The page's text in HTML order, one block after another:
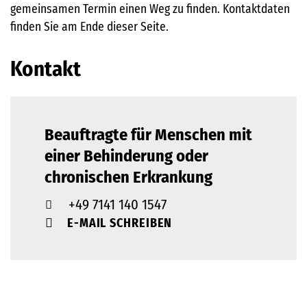
gemeinsamen Termin einen Weg zu finden. Kontaktdaten
finden Sie am Ende dieser Seite.
Kontakt
Beauftragte für Menschen mit
einer Behinderung oder
chronischen Erkrankung
+49 7141 140 1547
E-MAIL SCHREIBEN